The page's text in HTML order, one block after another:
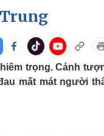
Vì
trọng. Cảnh
mất mát người